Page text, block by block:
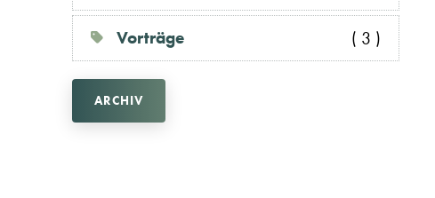
Vorträge ( 3 )
ARCHIV